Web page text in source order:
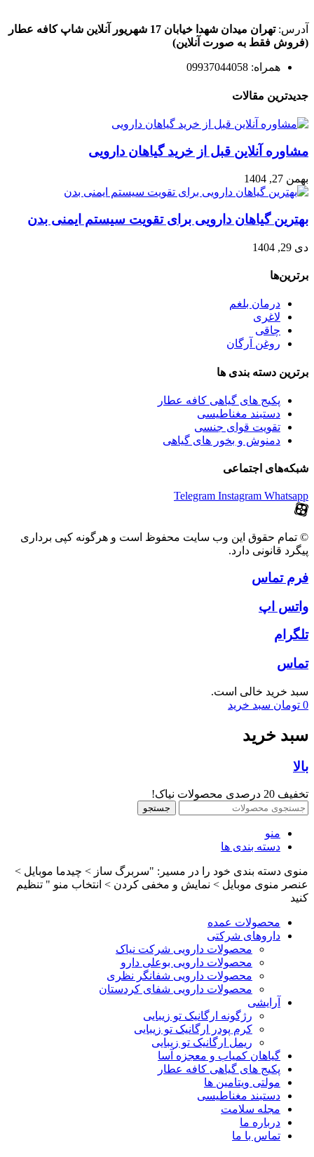
آدرس:تهران میدان شهدا خیابان 17 شهریور آنلاین شاپ کافه عطار
(فروش فقط به صورت آنلاین)
همراه: 09937044058
جدیدترین مقالات
مشاوره آنلاین قبل از خرید گیاهان دارویی
بهمن 27, 1404
بهترین گیاهان دارویی برای تقویت سیستم ایمنی بدن
دی 29, 1404
برترین‌ها
درمان بلغم
لاغری
چاقی
روغن آرگان
برترین‌ دسته بندی ها
پکیج های گیاهی کافه عطار
دستبند مغناطیسی
تقویت قوای جنسی
دمنوش و بخور های گیاهی
شبکه‌های اجتماعی
Telegram Instagram Whatsapp
© تمام حقوق این وب سایت محفوظ است و هرگونه کپی برداری
پیگرد قانونی دارد.
فرم تماس
واتس اپ
تلگرام
تماس
سبد خرید خالی است.
0 تومان سبد خرید
سبد خرید
بالا
تخفیف 20 درصدی محصولات نیاک!
جستجو
منو
دسته بندی ها
منوی دسته بندی خود را در مسیر: "سربرگ ساز > چیدما موبایل >
عنصر منوی موبایل > نمایش و مخفی کردن > انتخاب منو " تنظیم
کنید
محصولات عمده
داروهای شرکتی
محصولات دارویی شرکت نیاک
محصولات دارویی بوعلی دارو
محصولات دارویی شفانگر نظری
محصولات دارویی شفای کردستان
آرایشی
رژگونه ارگانیک تو زیبایی
کرم پودر ارگانیک تو زیبایی
ریمل ارگانیک تو زیبایی
گیاهان کمیاب و معجزه آسا
پکیج های گیاهی کافه عطار
مولتی ویتامین ها
دستبند مغناطیسی
مجله سلامت
درباره ما
تماس با ما